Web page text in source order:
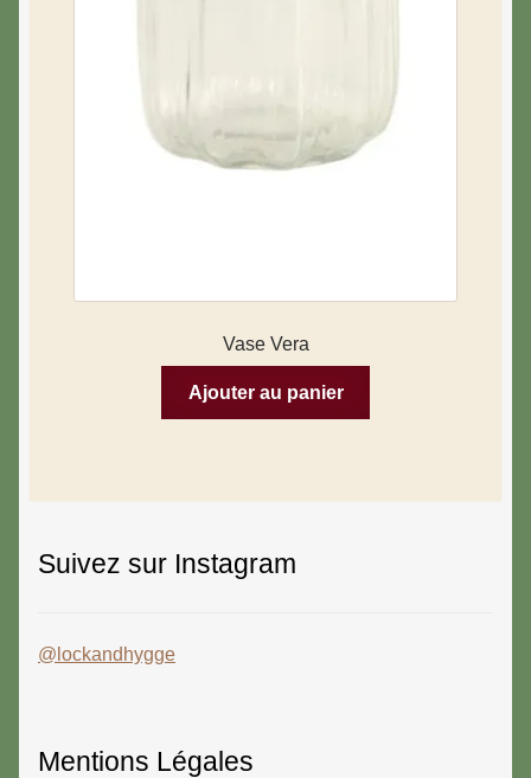
Vase Vera
Ajouter au panier
Suivez sur Instagram
@lockandhygge
Mentions Légales